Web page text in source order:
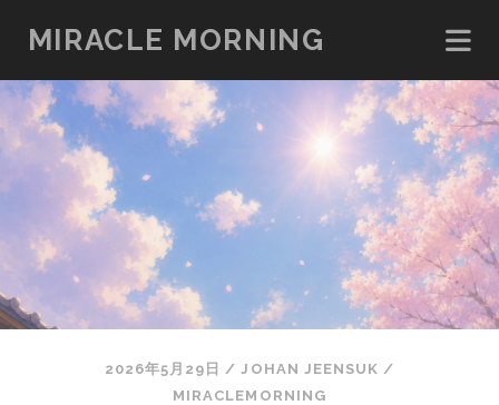
MIRACLE MORNING
2026年5月29日 /JOHAN JEENSUK /
MIRACLEMORNING